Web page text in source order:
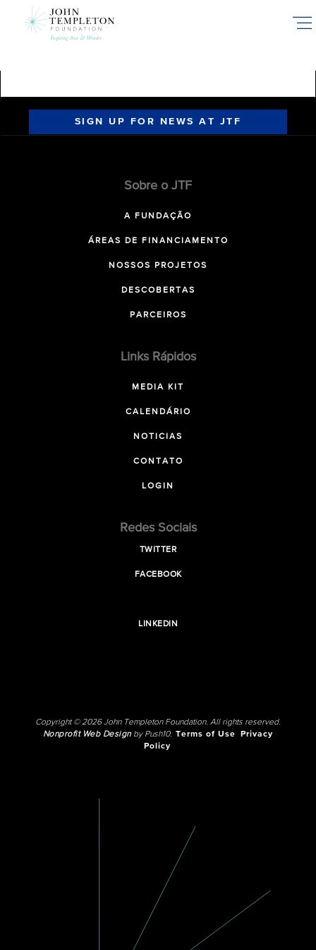
SIGN UP FOR NEWS AT JTF
Sobre o JTF
A FUNDAÇÃO
ÁREAS DE FINANCIAMENTO
NOSSOS PROJETOS
DESCOBERTAS
PARCEIROS
Links Rápidos
MEDIA KIT
CALENDÁRIO
NOTICIAS
CONTATO
LOGIN
Redes Sociais
TWITTER
FACEBOOK
LINKEDIN
Copyright © 2026 John Templeton Foundation. All rights reserved.
Nonprofit Web Designby Push10. Terms of Use
Privacy
Policy